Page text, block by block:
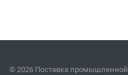
© 2026 Поставка промышленной